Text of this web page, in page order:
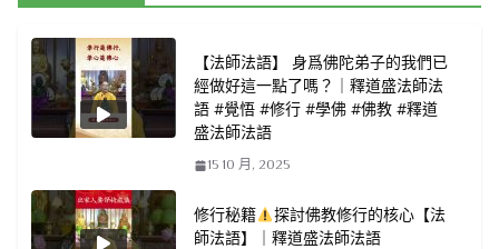
【法師法語】 身爲佛陀弟子的我們已
經做好這一點了嗎？｜釋道盛法師法
語 #覺悟 #修行 #學佛 #佛教 #釋道
盛法師法語
15 10 月, 2025
修行秘籍
探討佛教修行的核心【法
師法語】｜釋道盛法師法語